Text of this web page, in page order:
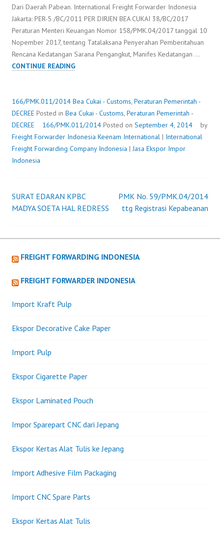
Dari Daerah Pabean. International Freight Forwarder Indonesia
Jakarta: PER-5 /BC/2011 PER DIRJEN BEA CUKAI 38/BC/2017
Peraturan Menteri Keuangan Nomor 158/PMK.04/2017 tanggal 10
Nopember 2017, tentang Tatalaksana Penyerahan Pemberitahuan
Rencana Kedatangan Sarana Pengangkut, Manifes Kedatangan …
CONTINUE READING166/PMK.011/2014
166/PMK.011/2014 Bea Cukai - Customs, Peraturan Pemerintah -
DECREE Posted in Bea Cukai - Customs, Peraturan Pemerintah -
DECREE
166/PMK.011/2014 Posted on September 4, 2014
by
Freight Forwarder Indonesia Keenam International | International
Freight Forwarding Company Indonesia |Jasa Ekspor Impor
Indonesia
Post
SURAT EDARAN KPBC
MADYA SOETA HAL REDRESS
PMK No. 59/PMK.04/2014
ttg Registrasi Kepabeanan
FREIGHT FORWARDING INDONESIA
FREIGHT FORWARDER INDONESIA
Import Kraft Pulp
Ekspor Decorative Cake Paper
Import Pulp
Ekspor Cigarette Paper
Ekspor Laminated Pouch
Impor Sparepart CNC dari Jepang
Ekspor Kertas Alat Tulis ke Jepang
Import Adhesive Film Packaging
Import CNC Spare Parts
Ekspor Kertas Alat Tulis